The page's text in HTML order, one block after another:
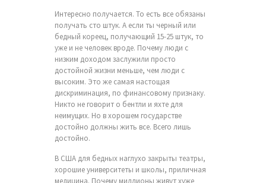
Интересно получается. То есть все обязаны
получать сто штук. А если ты черный или
бедный кореец, получающий 15-25 штук, то
уже и не человек вроде. Почему люди с
низким доходом заслужили просто
достойной жизни меньше, чем люди с
высоким. Это же самая настощая
дискриминация, по финансовому признаку.
Никто не говорит о бентли и яхте для
неимущих. Но в хорошем государстве
достойно должны жить все. Всего лишь
достойно.
В США для бедных наглухо закрыты театры,
хорошие университеты и школы, приличная